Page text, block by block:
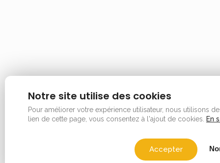
Notre site utilise des cookies
Pour améliorer votre expérience utilisateur, nous utilisons
lien de cette page, vous consentez à l'ajout de cookies.
En
Accepter